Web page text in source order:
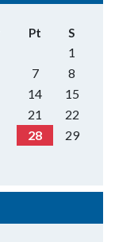
Pt S
1
7
8
14
15
21
22
28
29